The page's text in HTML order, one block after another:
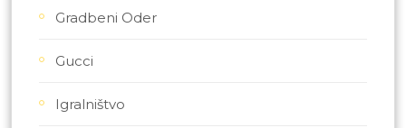
Gradbeni Oder
Gucci
Igralništvo